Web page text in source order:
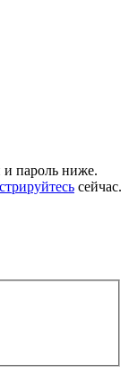
и пароль ниже.
сейчас.